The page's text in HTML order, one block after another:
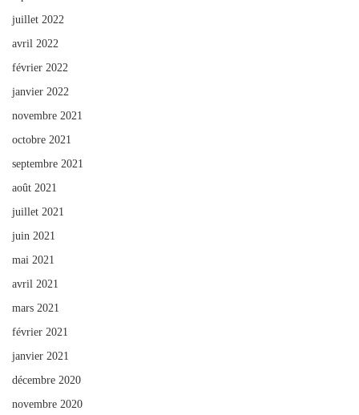
juillet 2022
avril 2022
février 2022
janvier 2022
novembre 2021
octobre 2021
septembre 2021
août 2021
juillet 2021
juin 2021
mai 2021
avril 2021
mars 2021
février 2021
janvier 2021
décembre 2020
novembre 2020